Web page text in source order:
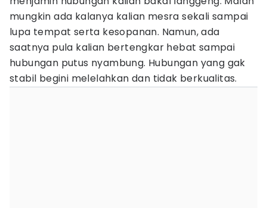
mungkin ada kalanya kalian mesra sekali sampai
lupa tempat serta kesopanan. Namun, ada
saatnya pula kalian bertengkar hebat sampai
hubungan putus nyambung. Hubungan yang gak
stabil begini melelahkan dan tidak berkualitas.